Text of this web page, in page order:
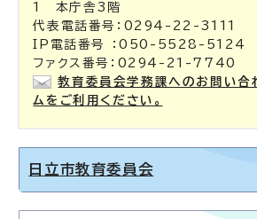
1 本庁舎3階
代表電話番号：0294-22-3111
IP電話番号 ：050-5528-5124
ファクス番号：0294-21-7740
教育委員会学務課へのお問い合
ムをご利用ください。
日立市教育委員会